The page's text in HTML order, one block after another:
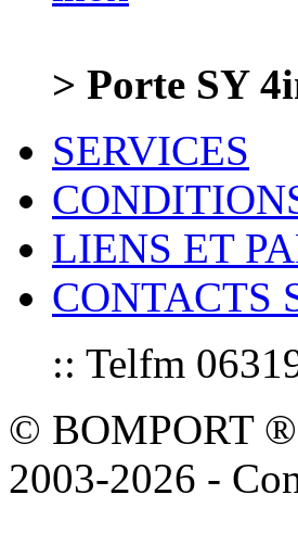
> Porte SY
SERVICES
LIENS ET
CONTACTS
:: Telfm
© BOMPORT ®
2003-2026 -